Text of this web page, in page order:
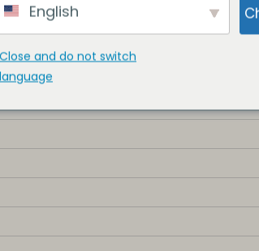
English
Close and do not switch
language